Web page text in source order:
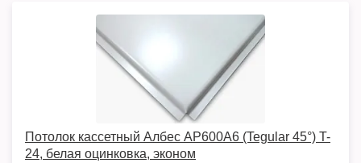
Потолок кассетный Албес АР600А6 (Tegular 45°) T-
24, белая оцинковка, эконом